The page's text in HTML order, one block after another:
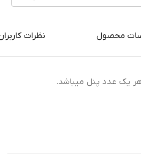
محصول نظرات
یک عدد پنل میباشد.